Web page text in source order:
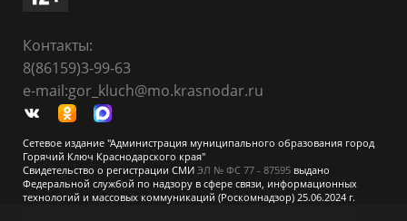
Контакты:
8(86159)3-99-63
e-mail:gor_kluch@mo.krasnodar.ru
Сетевое издание "Администрация муниципального образования город
Горячий Ключ Краснодарского края"
Свидетельство о регистрации СМИ ЭЛ № ФС 77 - 87595 выдано
Федеральной службой по надзору в сфере связи, информационных
технологий и массовых коммуникаций (Роскомнадзор) 25.06.2024 г.